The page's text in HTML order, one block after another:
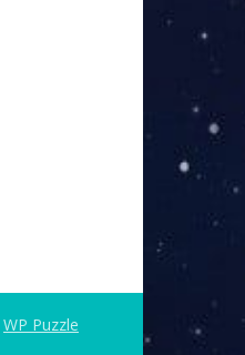
WP Puzzle